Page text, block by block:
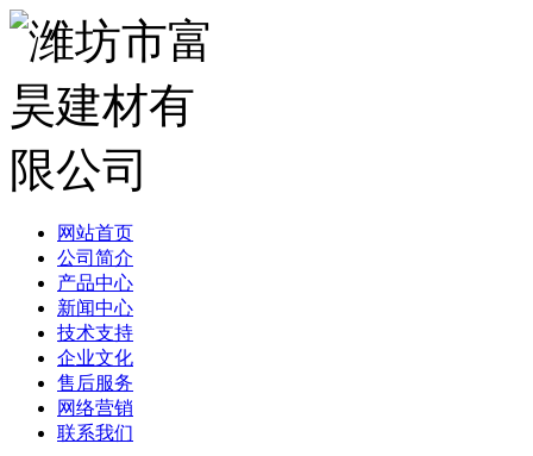
网站首页
公司简介
产品中心
新闻中心
技术支持
企业文化
售后服务
网络营销
联系我们